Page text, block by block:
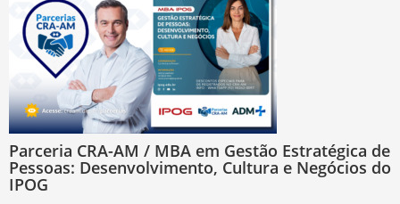
Parceria CRA-AM / MBA em Gestão Estratégica de
Pessoas: Desenvolvimento, Cultura e Negócios do
IPOG